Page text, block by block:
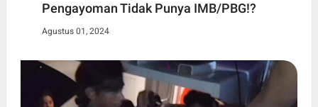
Pengayoman Tidak Punya IMB/PBG!?
Agustus 01, 2024